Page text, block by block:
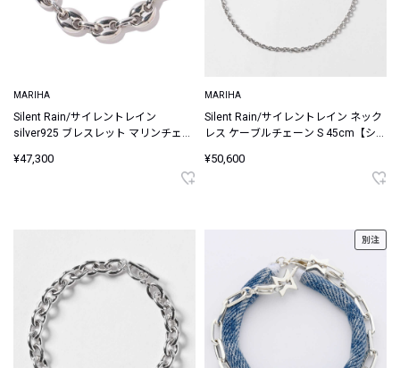
MARIHA
Silent Rain/サイレントレイン
silver925 ブレスレット マリンチェー
¥47,300
MARIHA
Silent Rain/サイレントレイン ネック
レス ケーブルチェーン S 45cm【シル
¥50,600
別注